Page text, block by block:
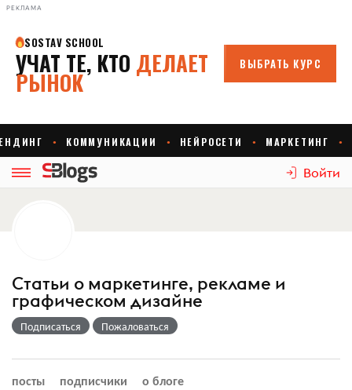
РЕКЛАМА
Войти
Статьи о маркетинге, рекламе и
графическом дизайне
Подписаться Пожаловаться
посты подписчики о блоге